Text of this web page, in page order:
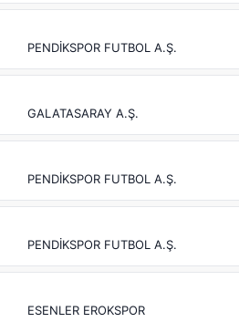
PENDİKSPOR FUTBOL A.Ş.
GALATASARAY A.Ş.
PENDİKSPOR FUTBOL A.Ş.
PENDİKSPOR FUTBOL A.Ş.
ESENLER EROKSPOR